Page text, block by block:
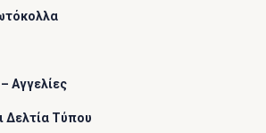
Αγγελίες
Δελτία Τύπου